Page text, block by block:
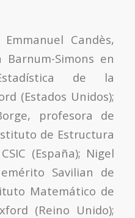
Candès,
Simons en
de la
(Estados Unidos);
profesora de
de Estructura
(España); Nigel
Savilian de
Matemático de
(Reino Unido);